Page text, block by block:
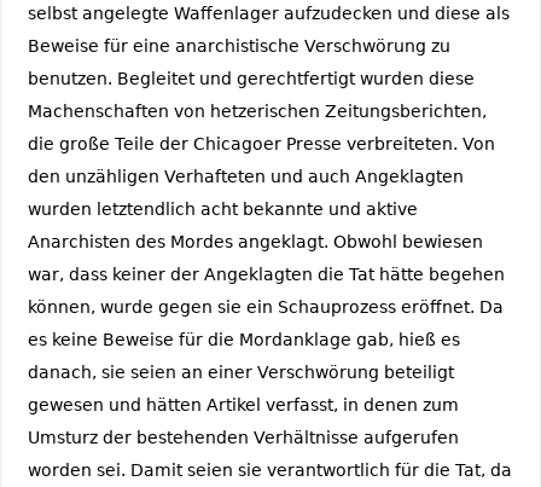
selbst angelegte Waffenlager aufzudecken und diese als
Beweise für eine anarchistische Verschwörung zu
benutzen. Begleitet und gerechtfertigt wurden diese
Machenschaften von hetzerischen Zeitungsberichten,
die große Teile der Chicagoer Presse verbreiteten. Von
den unzähligen Verhafteten und auch Angeklagten
wurden letztendlich acht bekannte und aktive
Anarchisten des Mordes angeklagt. Obwohl bewiesen
war, dass keiner der Angeklagten die Tat hätte begehen
können, wurde gegen sie ein Schauprozess eröffnet. Da
es keine Beweise für die Mordanklage gab, hieß es
danach, sie seien an einer Verschwörung beteiligt
gewesen und hätten Artikel verfasst, in denen zum
Umsturz der bestehenden Verhältnisse aufgerufen
worden sei. Damit seien sie verantwortlich für die Tat, da